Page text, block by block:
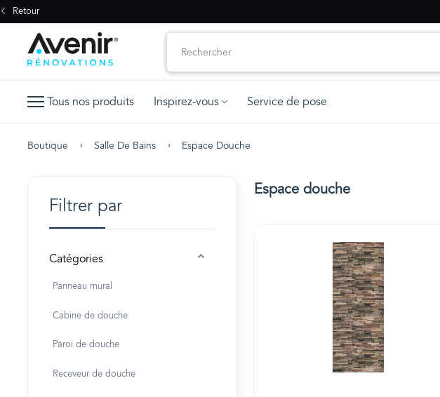
Retour
Tous nos produits Inspirez-vous Service de pose
Boutique Salle De Bains Espace Douche
Filtrer par
Catégories
Panneau mural
Cabine de douche
Paroi de douche
Receveur de douche
Espace douche